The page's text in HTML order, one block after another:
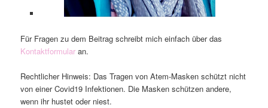
Für Fragen zu dem Beitrag schreibt mich einfach über das
Kontaktformular an.
Rechtlicher Hinweis: Das Tragen von Atem-Masken schützt nicht
von einer Covid19 Infektionen. Die Masken schützen andere,
wenn ihr hustet oder niest.